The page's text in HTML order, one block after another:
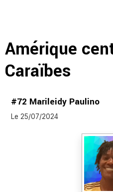
Amérique
Caraïbes
#72 Marileidy Paulino
Le 25/07/2024